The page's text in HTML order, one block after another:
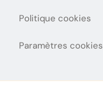
Politique cookies
Paramètres cookies